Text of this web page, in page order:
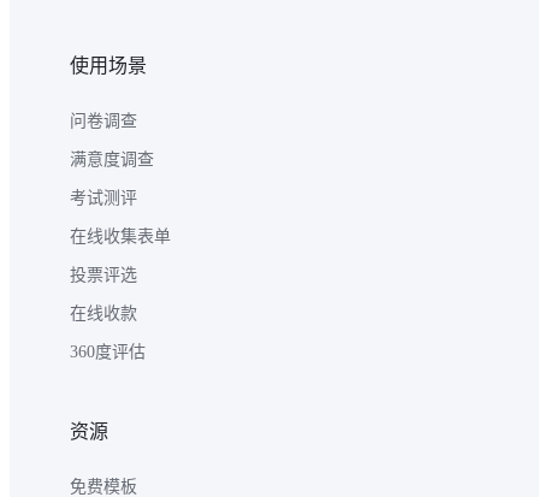
使用场景
问卷调查
满意度调查
考试测评
在线收集表单
投票评选
在线收款
360度评估
资源
免费模板